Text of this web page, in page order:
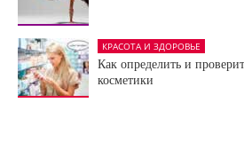
КРАСОТА И ЗДОРОВЬЕ
Как определить и
косметики